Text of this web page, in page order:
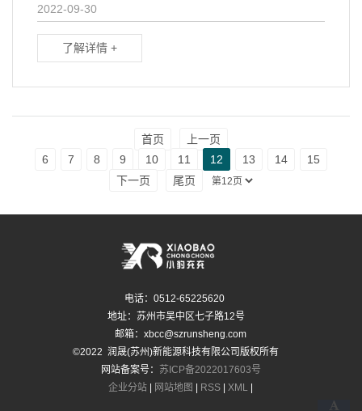
2022-09-30
了解详情 +
首页
上一页
6
7 8 9 10 11 12 13 14
15
下一页
尾页
电话：0512-65225620
地址：苏州市吴中区七子路12号
邮箱：xbcc@szrunsheng.com
©2022 润晟(苏州)新能源科技有限公司版权所有
网站备案号： 苏ICP备2022017603号
企业分站 | 网站地图 | RSS | XML |